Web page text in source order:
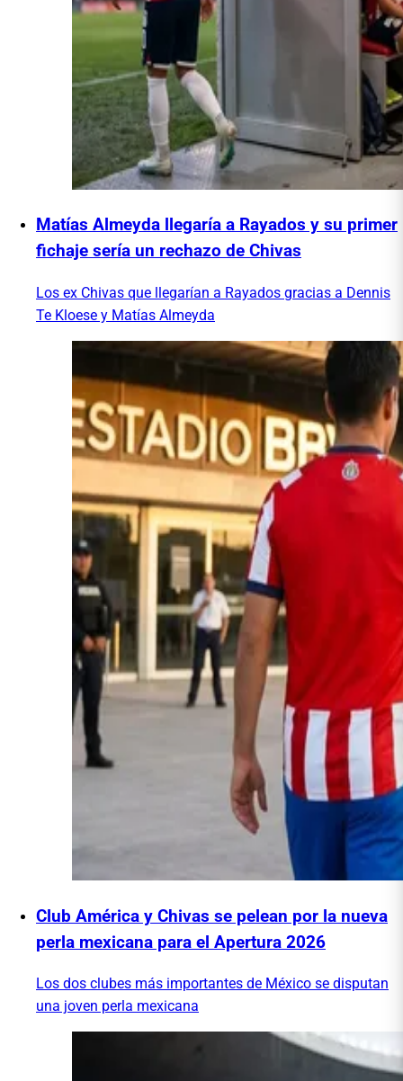
Matías Almeyda llegaría a Rayados y su primer
fichaje sería un rechazo de Chivas
Los ex Chivas que llegarían a Rayados gracias a Dennis
Te Kloese y Matías Almeyda
Club América y Chivas se pelean por la nueva
perla mexicana para el Apertura 2026
Los dos clubes más importantes de México se disputan
una joven perla mexicana